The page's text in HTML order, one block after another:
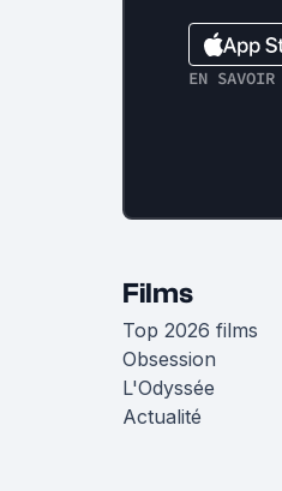
EN SAVOIR
Films
Top 2026 films
Obsession
L'Odyssée
Actualité